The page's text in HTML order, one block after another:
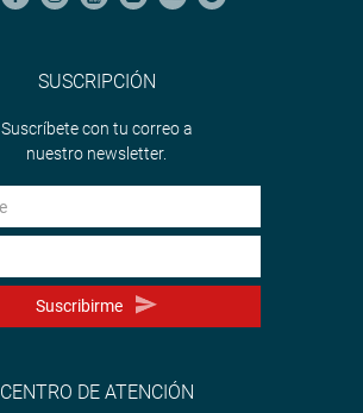
SUSCRIPCIÓN
Suscríbete con tu correo a
nuestro newsletter.
Suscribirme
CENTRO DE ATENCIÓN